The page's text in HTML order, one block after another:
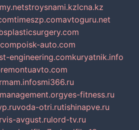
stroysnami.kzlcna.kz
timeszp.comavtoguru.net
poisk-auto.com
engineering.comkuryatnik.info
smi366.ru
yes-fitness.ru
voda-otri.rutishinapve.ru
avgust.rulord-tv.ru